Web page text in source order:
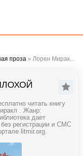
проза » Лорен Миракл - Как быть плохой
читать книгу
. Жанр:
дает
регистрации и СМС
litmir.org.